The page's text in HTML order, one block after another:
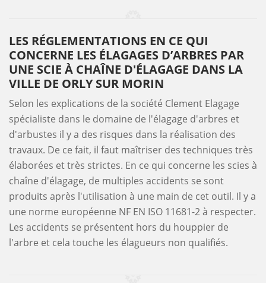
LES RÉGLEMENTATIONS EN CE QUI
CONCERNE LES ÉLAGAGES D’ARBRES PAR
UNE SCIE À CHAÎNE D'ÉLAGAGE DANS LA
VILLE DE ORLY SUR MORIN
Selon les explications de la société Clement Elagage
spécialiste dans le domaine de l'élagage d'arbres et
d'arbustes il y a des risques dans la réalisation des
travaux. De ce fait, il faut maîtriser des techniques très
élaborées et très strictes. En ce qui concerne les scies à
chaîne d'élagage, de multiples accidents se sont
produits après l'utilisation à une main de cet outil. Il y a
une norme européenne NF EN ISO 11681-2 à respecter.
Les accidents se présentent hors du houppier de
l'arbre et cela touche les élagueurs non qualifiés.